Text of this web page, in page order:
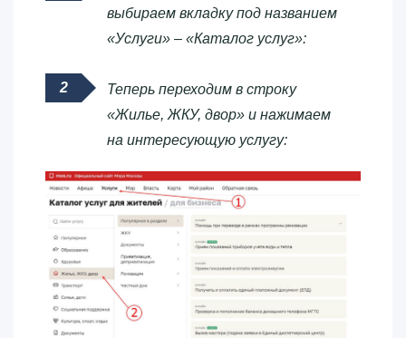
выбираем вкладку под названием
«Услуги» – «Каталог услуг»:
Теперь переходим в строку
«Жилье, ЖКУ, двор» и нажимаем
на интересующую услугу: